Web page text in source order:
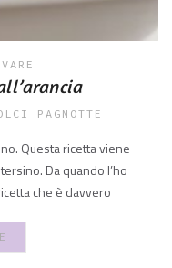
PAGNOTTE
Questa ricetta viene
Da quando l’ho
che è davvero